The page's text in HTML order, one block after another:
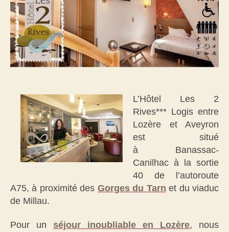
L’Hôtel Les 2
Rives*** Logis entre
Lozère et Aveyron
est situé
à
Banassac-
Canilhac à la sortie
40 de l’autoroute
A75, à proximité des Gorges du Tarn et du viaduc
de Millau.
Pour un séjour inoubliable en Lozère, nous